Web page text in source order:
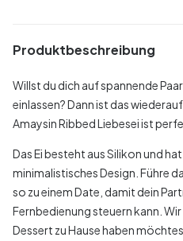
Produktbeschreibung
Willst du dich auf spannende
einlassen? Dann ist das
Amaysin Ribbed Liebesei ist
Das Ei besteht aus Silikon und
minimalistisches Design. Führe
so zu einem Date, damit dein
Fernbedienung steuern kann.
Dessert zu Hause haben